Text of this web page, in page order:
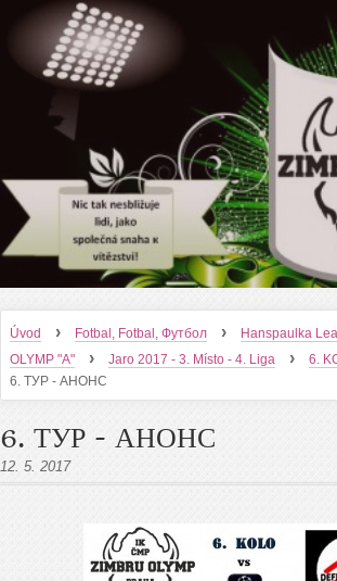
Úvod › Fotbal, Fotbal, Футбол › Hanspaulka
OLYMP "A"
› Jaro 2017 - 3. Místo - 4. Liga › 6.
6. ТУР - АНОНС
6. ТУР - АНОНС
12. 5. 2017